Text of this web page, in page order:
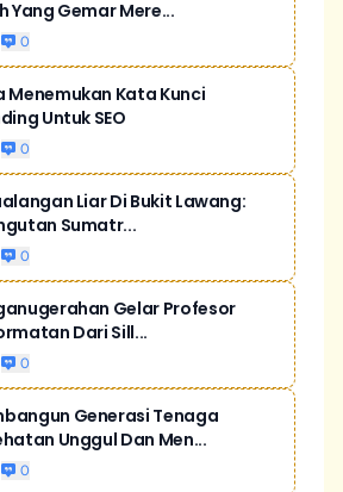
Yang Gemar Mere...
0
Menemukan Kata Kunci
Untuk SEO
0
Liar Di Bukit Lawang:
Sumatr...
0
Gelar Profesor
Dari Sill...
0
Generasi Tenaga
Unggul Dan Men...
0